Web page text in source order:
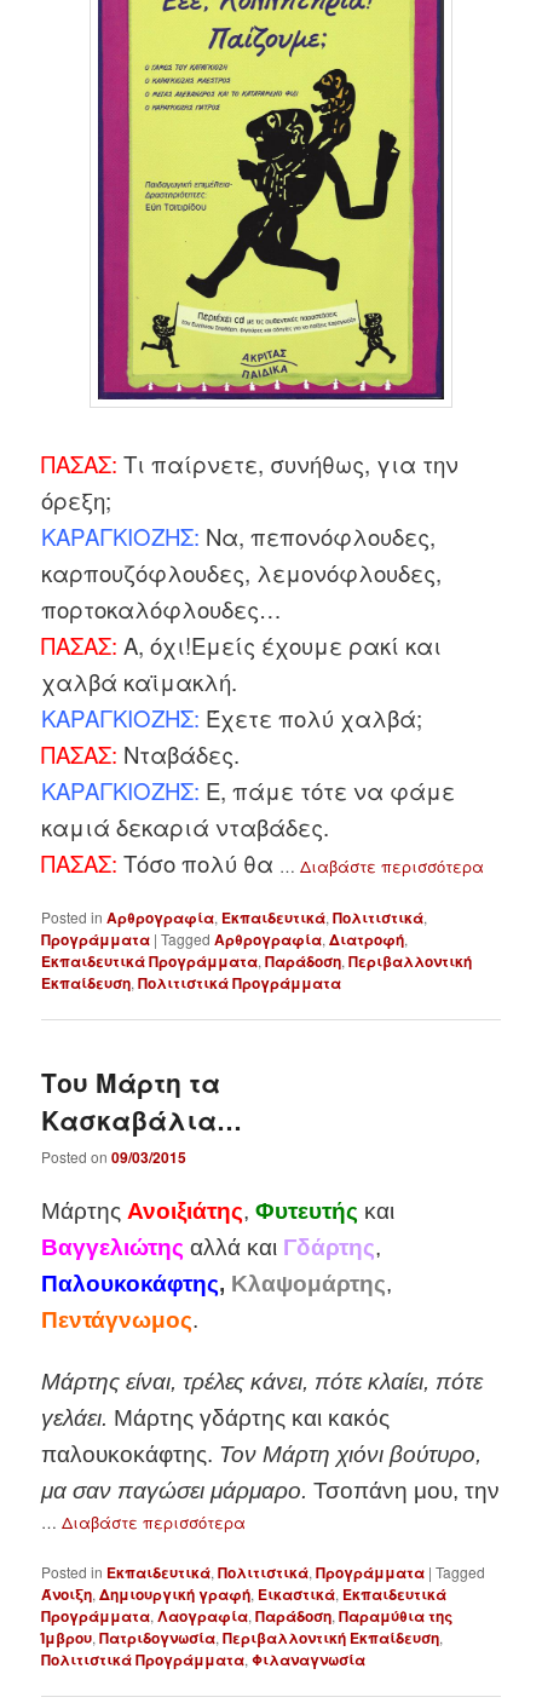
ΠΑΣΑΣ: Τι παίρνετε, συνήθως, για την
όρεξη;
ΚΑΡΑΓΚΙΟΖΗΣ: Να, πεπονόφλουδες,
καρπουζόφλουδες, λεμονόφλουδες,
πορτοκαλόφλουδες…
ΠΑΣΑΣ: Α, όχι!Εμείς έχουμε ρακί και
χαλβά καϊμακλή.
ΚΑΡΑΓΚΙΟΖΗΣ: Έχετε πολύ χαλβά;
ΠΑΣΑΣ: Νταβάδες.
ΚΑΡΑΓΚΙΟΖΗΣ: Ε, πάμε τότε να φάμε
καμιά δεκαριά νταβάδες.
ΠΑΣΑΣ: Τόσο πολύ θα …Διαβάστε περισσότερα
Posted in Αρθρογραφία, Εκπαιδευτικά,Πολιτιστικά,
Προγράμματα |Tagged Αρθρογραφία,Διατροφή,
Εκπαιδευτικά Προγράμματα,Παράδοση,Περιβαλλοντική
Εκπαίδευση,Πολιτιστικά Προγράμματα
Του Μάρτη τα
Κασκαβάλια…
Posted on09/03/2015
ΜάρτηςΑνοιξιάτης,Φυτευτής και
Βαγγελιώτης αλλά και Γδάρτης,
Παλουκοκάφτης, Κλαψομάρτης,
Πεντάγνωμος.
Μάρτης είναι, τρέλες κάνει, πότε κλαίει, πότε
γελάει. Μάρτης γδάρτης και κακός
παλουκοκάφτης. Τον Μάρτη χιόνι βούτυρο,
μα σαν παγώσει μάρμαρο. Τσοπάνη μου, την
…Διαβάστε περισσότερα
Posted in Εκπαιδευτικά,Πολιτιστικά,Προγράμματα |Tagged
Άνοιξη,Δημιουργική γραφή, Εικαστικά, Εκπαιδευτικά
Προγράμματα,Λαογραφία,Παράδοση,Παραμύθια της
Ίμβρου,Πατριδογνωσία,Περιβαλλοντική Εκπαίδευση,
Πολιτιστικά Προγράμματα,Φιλαναγνωσία